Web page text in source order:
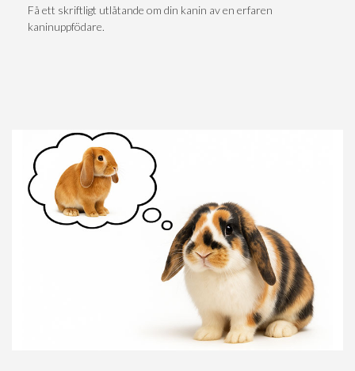
Få ett skriftligt utlåtande om din kanin av en erfaren
kaninuppfödare.